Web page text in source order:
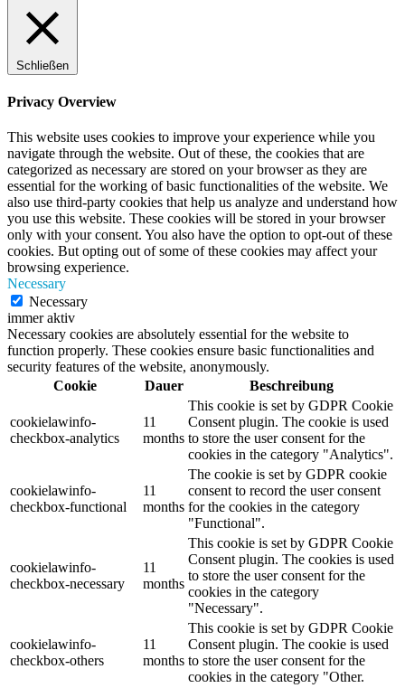
Schließen
Privacy Overview
This website uses cookies to improve your experience while you
navigate through the website. Out of these, the cookies that are
categorized as necessary are stored on your browser as they are
essential for the working of basic functionalities of the website. We
also use third-party cookies that help us analyze and understand how
you use this website. These cookies will be stored in your browser
only with your consent. You also have the option to opt-out of these
cookies. But opting out of some of these cookies may affect your
browsing experience.
Necessary
Necessary
immer aktiv
Necessary cookies are absolutely essential for the website to
function properly. These cookies ensure basic functionalities and
security features of the website, anonymously.
Cookie
Dauer Beschreibung
cookielawinfo-
checkbox-analytics
11
months
This cookie is set by GDPR Cookie
Consent plugin. The cookie is used
to store the user consent for the
cookies in the category "Analytics".
cookielawinfo-
checkbox-functional
11
months
The cookie is set by GDPR cookie
consent to record the user consent
for the cookies in the category
"Functional".
cookielawinfo-
checkbox-necessary
11
months
This cookie is set by GDPR Cookie
Consent plugin. The cookies is used
to store the user consent for the
cookies in the category
"Necessary".
cookielawinfo-
checkbox-others
11
months
This cookie is set by GDPR Cookie
Consent plugin. The cookie is used
to store the user consent for the
cookies in the category "Other.